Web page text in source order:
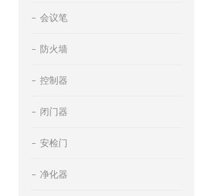
会议笔
防火墙
控制器
闭门器
安检门
净化器